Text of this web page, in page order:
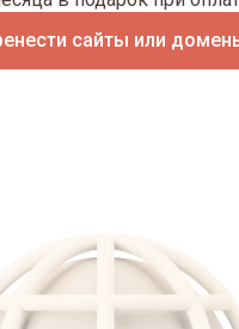
сайты или